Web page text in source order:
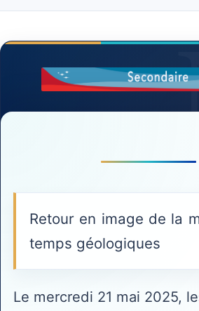
Retour en image de la
temps géologiques
Le mercredi 21 mai 2025,